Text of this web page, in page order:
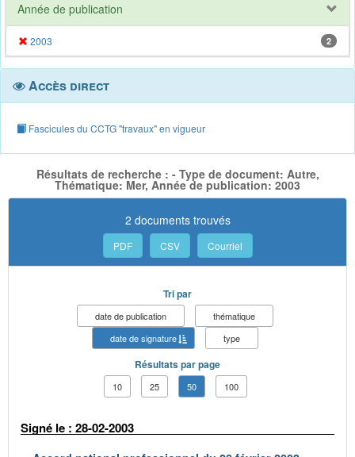
Année de publication
2003 2
Accès direct
Fascicules du CCTG "travaux" en vigueur
Résultats de recherche : - Type de document: Autre,
Thématique: Mer, Année de publication: 2003
2 documents trouvés
PDF CSV Courriel
Tri par
date de publication
thématique
date de signature
type
Résultats par page
10 25 50 100
Signé le : 28-02-2003